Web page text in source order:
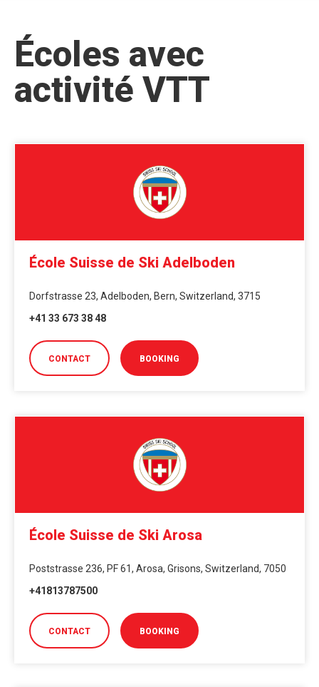
Écoles avec
activité VTT
École Suisse de Ski Adelboden
Dorfstrasse 23, Adelboden, Bern, Switzerland, 3715
+41 33 673 38 48
CONTACT BOOKING
École Suisse de Ski Arosa
Poststrasse 236, PF 61, Arosa, Grisons, Switzerland, 7050
+41813787500
CONTACT BOOKING